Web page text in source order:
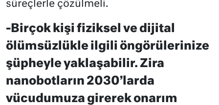
süreçlerle çözülmeli.
-Birçok kişi fiziksel ve dijital
ölümsüzlükle ilgili öngörülerinize
şüpheyle yaklaşabilir. Zira
nanobotların 2030’larda
vücudumuza girerek onarım